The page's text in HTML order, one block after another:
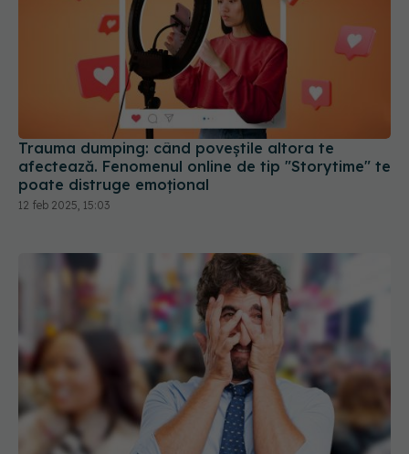
Trauma dumping: când poveștile altora te
afectează. Fenomenul online de tip "Storytime" te
poate distruge emoțional
12 feb 2025, 15:03